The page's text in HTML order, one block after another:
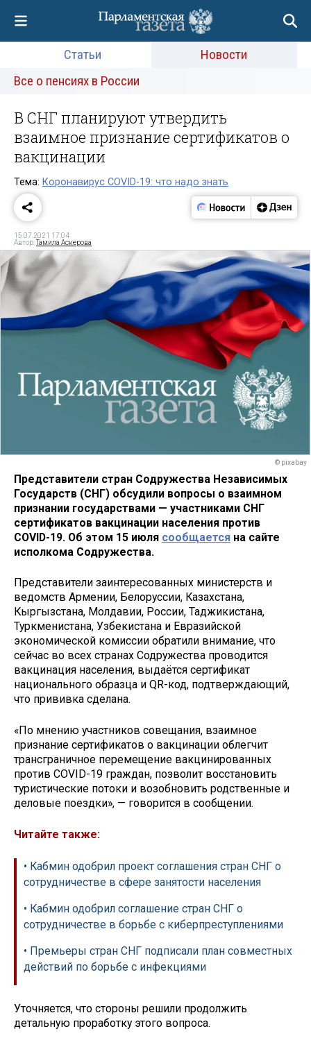
Статьи
Новости
Все о пенсиях в России
В СНГ планируют утвердить
взаимное признание сертификатов о
вакцинации
Тема: Коронавирус COVID-19: что надо знать
15.07.2021 17:04
Автор:Тамила Аскерова
© pixabay
Представители стран Содружества Независимых
Государств (СНГ) обсудили вопросы о взаимном
признании государствами — участниками СНГ
сертификатов вакцинации населения против
COVID-19. Об этом 15 июля сообщается на сайте
исполкома Содружества.
Представители заинтересованных министерств и
ведомств Армении, Белоруссии, Казахстана,
Кыргызстана, Молдавии, России, Таджикистана,
Туркменистана, Узбекистана и Евразийской
экономической комиссии обратили внимание, что
сейчас во всех странах Содружества проводится
вакцинация населения, выдаётся сертификат
национального образца и QR-код, подтверждающий,
что прививка сделана.
«По мнению участников совещания, взаимное
признание сертификатов о вакцинации облегчит
трансграничное перемещение вакцинированных
против COVID-19 граждан, позволит восстановить
туристические потоки и возобновить родственные и
деловые поездки», — говорится в сообщении.
Читайте также:
• Кабмин одобрил проект соглашения стран СНГ о
сотрудничестве в сфере занятости населения
• Кабмин одобрил соглашение стран СНГ о
сотрудничестве в борьбе с киберпреступлениями
• Премьеры стран СНГ подписали план совместных
действий по борьбе с инфекциями
Уточняется, что стороны решили продолжить
детальную проработку этого вопроса.